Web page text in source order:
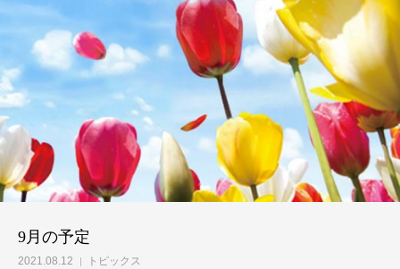
9月の予定
2021.08.12 トピックス